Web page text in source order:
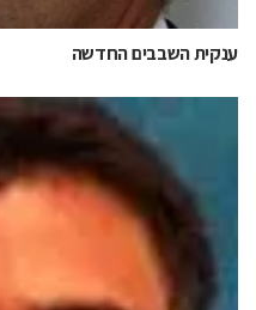
ענקית השבבים החדשה